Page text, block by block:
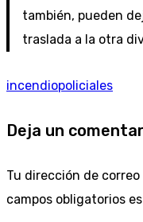
también, pueden
traslada a la otra
incendiopoliciales
Deja un
Tu dirección de
campos obligatorios